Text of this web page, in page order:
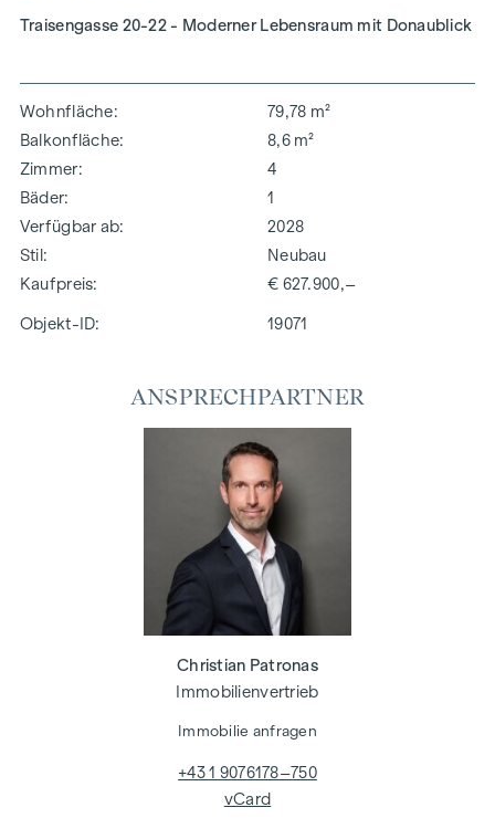
Traisengasse 20-22 - Moderner Lebensraum mit Donaublick
Wohnfläche
79,78 m²
Balkonfläche
8,6 m²
Zimmer
4
Bäder
1
Verfügbar ab
2028
Stil
Neubau
Kaufpreis
€ 627.900,–
Objekt-ID: 19071
ANSPRECHPARTNER
Christian Patronas
Immobilienvertrieb
Immobilie anfragen
+43 1 9076178–750
vCard